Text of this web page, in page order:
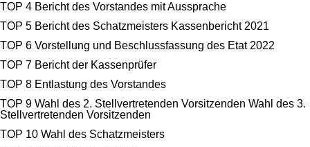
TOP 4 Bericht des Vorstandes mit Aussprache
TOP 5 Bericht des Schatzmeisters Kassenbericht 2021
TOP 6 Vorstellung und Beschlussfassung des Etat 2022
TOP 7 Bericht der Kassenprüfer
TOP 8 Entlastung des Vorstandes
TOP 9 Wahl des 2. Stellvertretenden Vorsitzenden Wahl des 3.
Stellvertretenden Vorsitzenden
TOP 10 Wahl des Schatzmeisters